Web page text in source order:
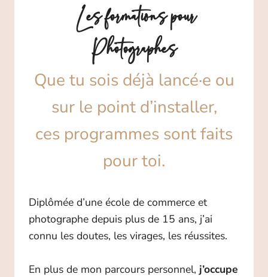
Les formations pour
Photographes
Que tu sois déjà lancé·e ou
sur le point d’installer,
ces programmes sont faits
pour toi.
Diplômée d’une école de commerce et
photographe depuis plus de 15 ans, j’ai
connu les doutes, les virages, les réussites.
En plus de mon parcours personnel, j’occupe